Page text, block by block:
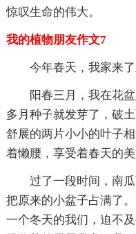
惊叹生命的伟大。
我的植物朋友作文7
今年春天，我家来
阳春三月，我在花
多月种子就发芽了，破
舒展的两片小小的叶子
着懒腰，享受着春天的美
过了一段时间，南
把原来的小盆子占满了
一个冬天的我们，迫不